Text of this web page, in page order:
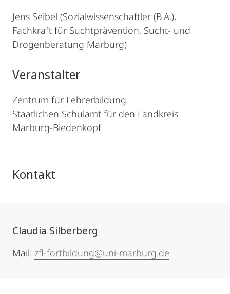
Jens Seibel (Sozialwissenschaftler (B.A.),
Fachkraft für Suchtprävention, Sucht- und
Drogenberatung Marburg)
Veranstalter
Zentrum für Lehrerbildung
Staatlichen Schulamt für den Landkreis
Marburg-Biedenkopf
Kontakt
Claudia Silberberg
Mail: zfl-fortbildung@uni-marburg.de